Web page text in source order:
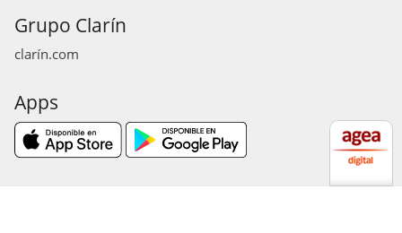
Grupo Clarín
clarín.com
Apps